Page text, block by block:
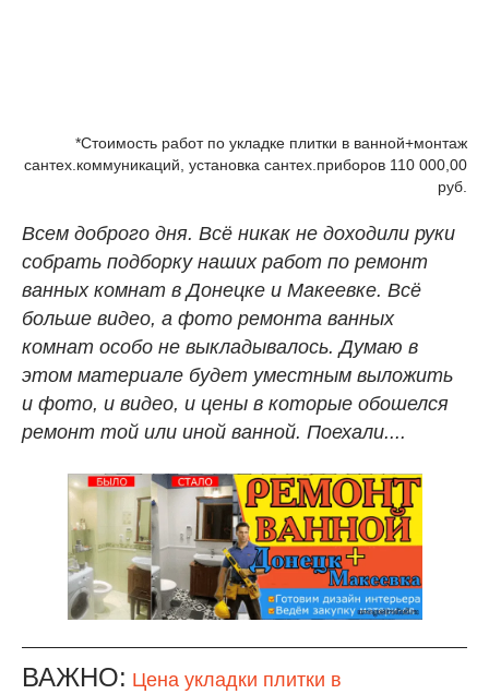
*Стоимость работ по укладке плитки в ванной+монтаж
сантех.коммуникаций, установка сантех.приборов 110 000,00
руб.
Всем доброго дня. Всё никак не доходили руки
собрать подборку наших работ по ремонт
ванных комнат в Донецке и Макеевке. Всё
больше видео, а фото ремонта ванных
комнат особо не выкладывалось. Думаю в
этом материале будет уместным выложить
и фото, и видео, и цены в которые обошелся
ремонт той или иной ванной. Поехали....
ВАЖНО: Цена укладки плитки в